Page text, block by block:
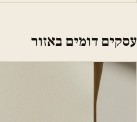
עסקים דומים באזור